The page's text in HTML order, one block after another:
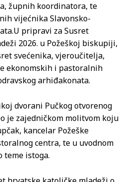
župnih koordinatora, te
vijećnika Slavonsko-
U pripravi za Susret
2026. u Požeškoj biskupiji,
svećenika, vjeroučitelja,
ekonomskih i pastoralnih
arhiđakonata.
dvorani Pučkog otvorenog
je zajedničkom molitvom koju
kancelar Požeške
centra, te u uvodnom
istoga.